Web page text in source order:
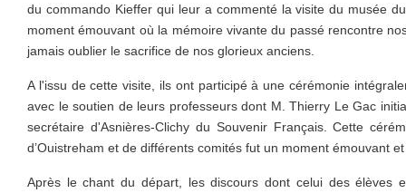
du commando Kieffer qui leur a commenté la visite du musée
moment émouvant où la mémoire vivante du passé rencontre
jamais oublier le sacrifice de nos glorieux anciens.
A l'issu de cette visite, ils ont participé à une cérémonie
avec le soutien de leurs professeurs dont M. Thierry Le Gac
secrétaire d'Asnières-Clichy du Souvenir Français. Cette
d’Ouistreham et de différents comités fut un moment émouvant
Après le chant du départ, les discours dont celui des élèves